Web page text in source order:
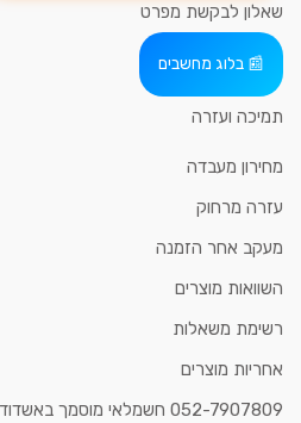
שאלון לבקשת מפרט
בלוג מחשבים
תמיכה ועזרה
מחירון מעבדה
עזרה מרחוק
מעקב אחר הזמנה
השוואות מוצרים
רשימת משאלות
אחריות מוצרים
052-7907809 חשמלאי מוסמך באשדוד